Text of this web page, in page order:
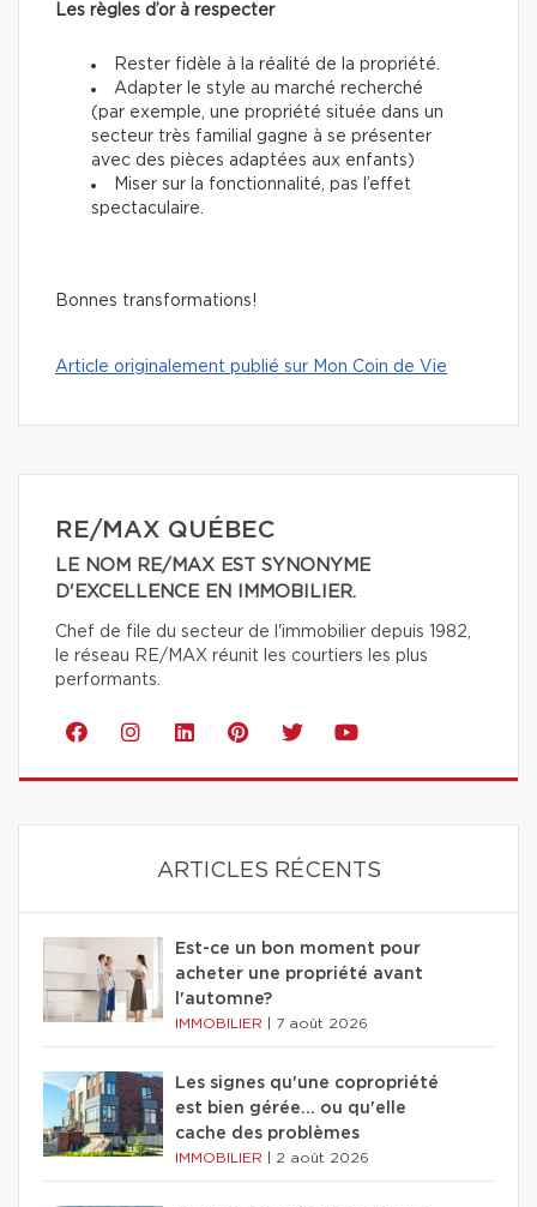
Les règles d’or à respecter
Rester fidèle à la réalité de la propriété.
Adapter le style au marché recherché
(par exemple, une propriété située dans un
secteur très familial gagne à se présenter
avec des pièces adaptées aux enfants)
Miser sur la fonctionnalité, pas l’effet
spectaculaire.
Bonnes transformations!
Article originalement publié sur Mon Coin de Vie
RE/MAX QUÉBEC
LE NOM RE/MAX EST SYNONYME
D'EXCELLENCE EN IMMOBILIER.
Chef de file du secteur de l'immobilier depuis 1982,
le réseau RE/MAX réunit les courtiers les plus
performants.
ARTICLES RÉCENTS
Est-ce un bon moment pour
acheter une propriété avant
l'automne?
IMMOBILIER 7 août 2026
Les signes qu'une copropriété
est bien gérée… ou qu'elle
cache des problèmes
IMMOBILIER 2 août 2026